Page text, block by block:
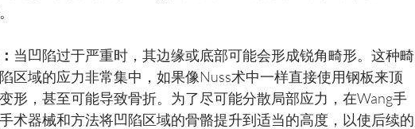
当凹陷过于严重时，其边缘或底部可能会形成锐角畸形。这种畸
区域的应力非常集中，如果像Nuss术中一样直接使用钢板来顶
形，甚至可能导致骨折。为了尽可能分散局部应力，在Wang手
术器械和方法将凹陷区域的骨骼提升到适当的高度，以使后续的